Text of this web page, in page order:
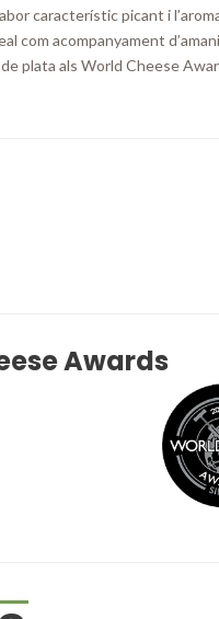
característic picant i
com acompanyament
plata als World Cheese
Awards